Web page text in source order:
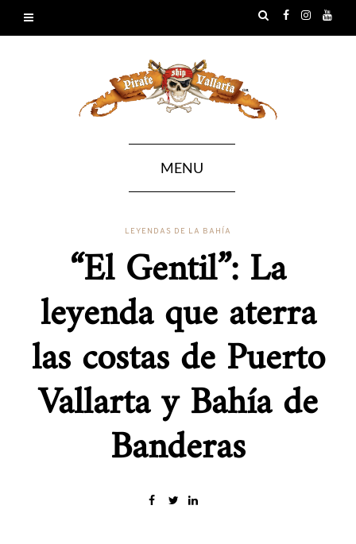
MENU
LEYENDAS DE LA BAHÍA
“El Gentil”: La
leyenda que aterra
las costas de Puerto
Vallarta y Bahía de
Banderas